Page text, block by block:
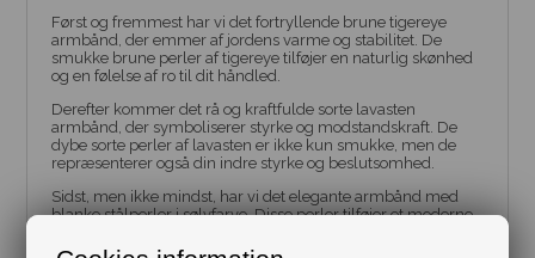
Først og fremmest har vi det fortryllende brune tigereye
armbånd, der emmer af jordens varme og stabilitet. De
smukke brune perler af tigereye tilføjer en naturlig skønhed
og en følelse af ro til dit håndled.
Derefter kommer det rå og kraftfulde sorte lavasten
armbånd, der symboliserer styrke og modstandskraft. De
dybe sorte perler af lavasten er ikke kun smukke, men de
repræsenterer også din indre styrke og beslutsomhed.
Sidst, men ikke mindst, har vi det elegante armbånd med
blanke stålperler i sølvfarve. Disse perler tilføjer et moderne
giver dig et sofistikeret og tidløst udtryk.